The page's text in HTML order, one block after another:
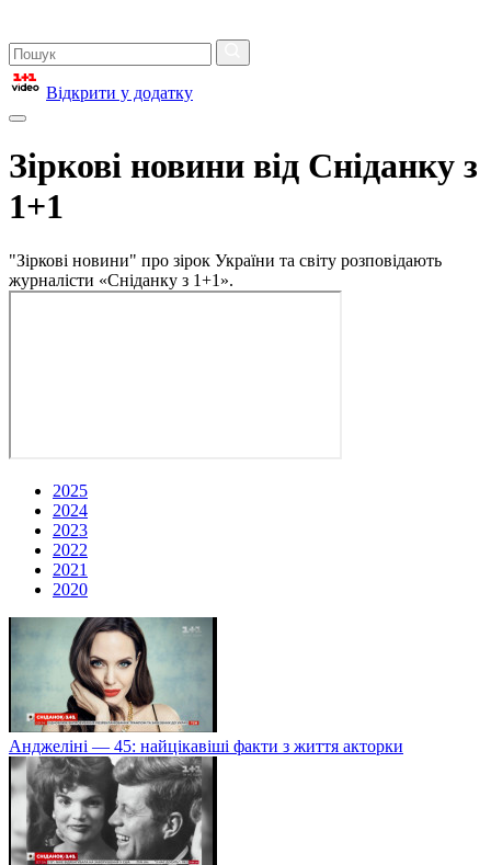
Відкрити у додатку
Зіркові новини від Сніданку з
1+1
"Зіркові новини" про зірок України та світу розповідають
журналісти «Сніданку з 1+1».
2025
2024
2023
2022
2021
2020
Анджеліні — 45: найцікавіші факти з життя акторки